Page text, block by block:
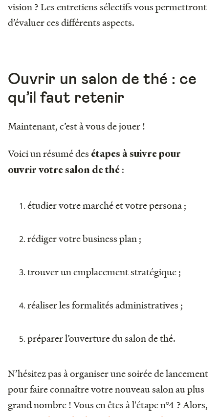
vision ? Les entretiens sélectifs vous permettront
d’évaluer ces différents aspects.
Ouvrir un salon de thé : ce
qu’il faut retenir
Maintenant, c’est à vous de jouer !
Voici un résumé des étapes à suivre pour
ouvrir votre salon de thé :
étudier votre marché et votre persona ;
rédiger votre business plan ;
trouver un emplacement stratégique ;
réaliser les formalités administratives ;
préparer l’ouverture du salon de thé.
N’hésitez pas à organiser une soirée de lancement
pour faire connaître votre nouveau salon au plus
grand nombre ! Vous en êtes à l'étape n°4 ? Alors,